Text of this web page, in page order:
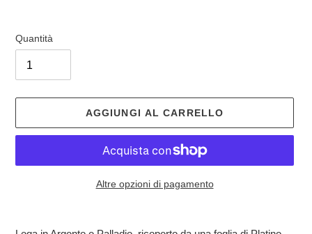
Quantità
AGGIUNGI AL CARRELLO
Altre opzioni di pagamento
del